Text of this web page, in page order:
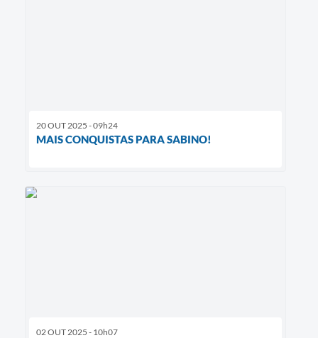
20 OUT 2025 - 09h24
MAIS CONQUISTAS PARA SABINO!
02 OUT 2025 - 10h07